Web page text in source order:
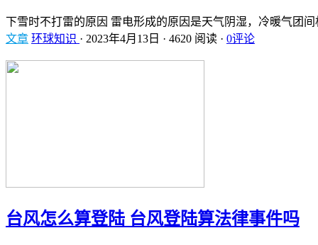
下雪时不打雷的原因 雷电形成的原因是天气阴湿，冷暖气团
文章 环球知识 · 2023年4月13日 · 4620 阅读 · 0评论
台风怎么算登陆 台风登陆算法律事件吗